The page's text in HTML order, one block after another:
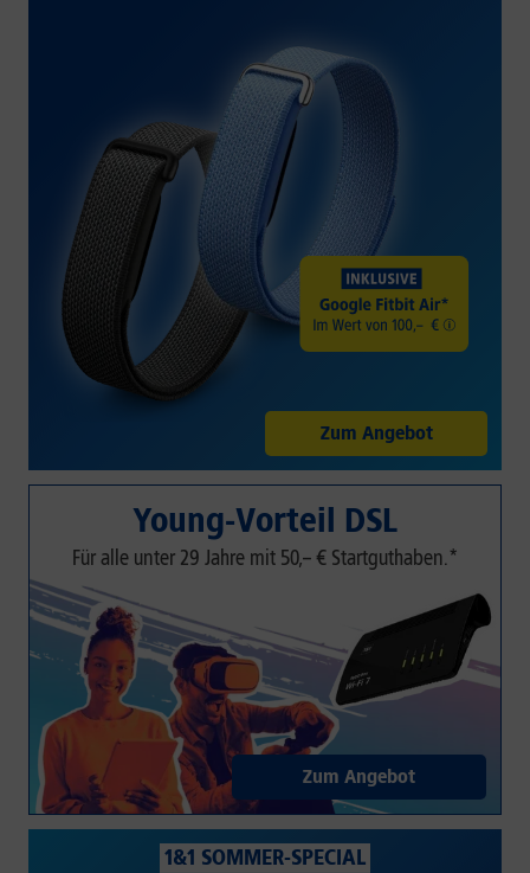
Zum Angebot
Young-Vorteil DSL
Für alle unter 29 Jahre mit 50,– € Startguthaben.*
Zum Angebot
1&1 SOMMER-SPECIAL